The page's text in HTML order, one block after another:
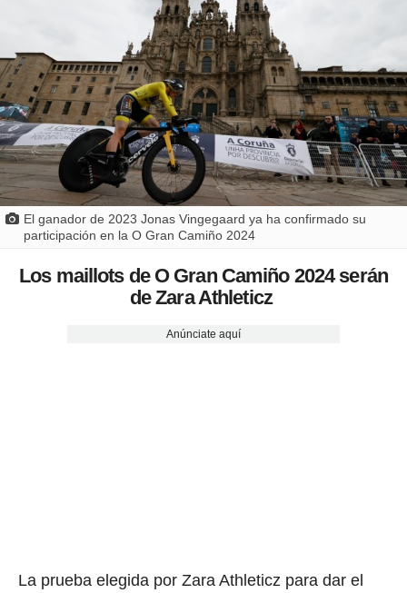
El ganador de 2023 Jonas Vingegaard ya ha confirmado su
participación en la O Gran Camiño 2024
Los maillots de O Gran Camiño 2024 serán
de Zara Athleticz
Anúnciate aquí
La prueba elegida por Zara Athleticz para dar el